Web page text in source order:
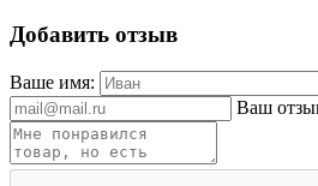
Добавить отзыв
Ваше имя:
Ваш